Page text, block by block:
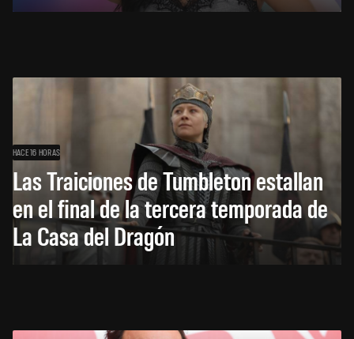
HACE 16 HORAS
Las Traiciones de Tumbleton estallan
en el final de la tercera temporada de
La Casa del Dragón